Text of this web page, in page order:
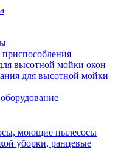
высотной мойки окон
для высотной мойки
моющие пылесосы
уборки, ранцевые